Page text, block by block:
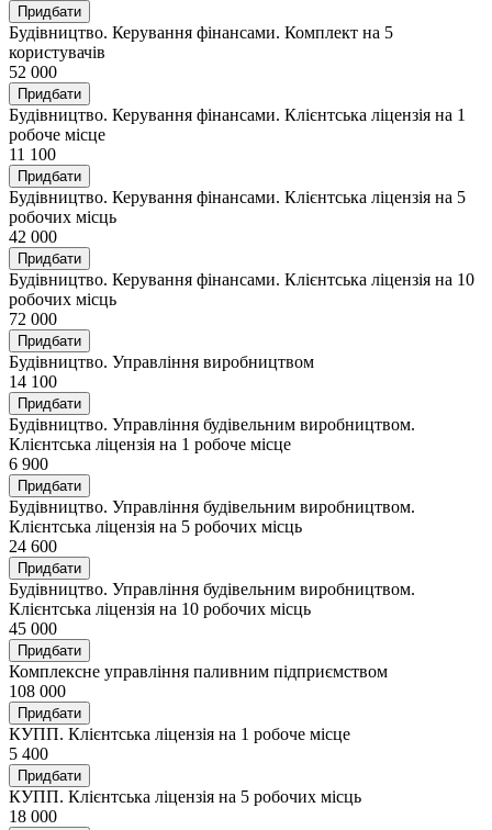
Придбати
Будівництво. Керування фінансами. Комплект на 5
користувачів
52 000
Придбати
Будівництво. Керування фінансами. Клієнтська ліцензія на 1
робоче місце
11 100
Придбати
Будівництво. Керування фінансами. Клієнтська ліцензія на 5
робочих місць
42 000
Придбати
Будівництво. Керування фінансами. Клієнтська ліцензія на 10
робочих місць
72 000
Придбати
Будівництво. Управління виробництвом
14 100
Придбати
Будівництво. Управління будівельним виробництвом.
Клієнтська ліцензія на 1 робоче місце
6 900
Придбати
Будівництво. Управління будівельним виробництвом.
Клієнтська ліцензія на 5 робочих місць
24 600
Придбати
Будівництво. Управління будівельним виробництвом.
Клієнтська ліцензія на 10 робочих місць
45 000
Придбати
Комплексне управління паливним підприємством
108 000
Придбати
КУПП. Клієнтська ліцензія на 1 робоче місце
5 400
Придбати
КУПП. Клієнтська ліцензія на 5 робочих місць
18 000